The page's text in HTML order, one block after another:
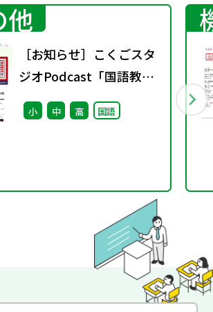
他
［お知らせ］こくごスタ
ジオPodcast「国語教科
書を聴きなおす」配信中
小 中 高 国語